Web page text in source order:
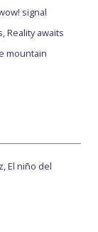
signal
Reality awaits
mountain
El niño del